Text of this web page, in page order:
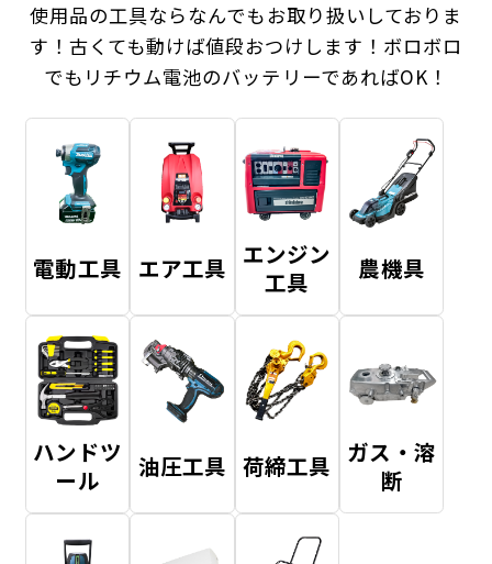
使用品の工具ならなんでもお取り扱いしておりま
す！ 古くても動けば値段おつけします！ボロボロ
でもリチウム電池のバッテリーであればOK！
電動工具 エア工具 エンジン
工具
農機具
ハンドツ
ール
油圧工具 荷締工具 ガス・溶
断